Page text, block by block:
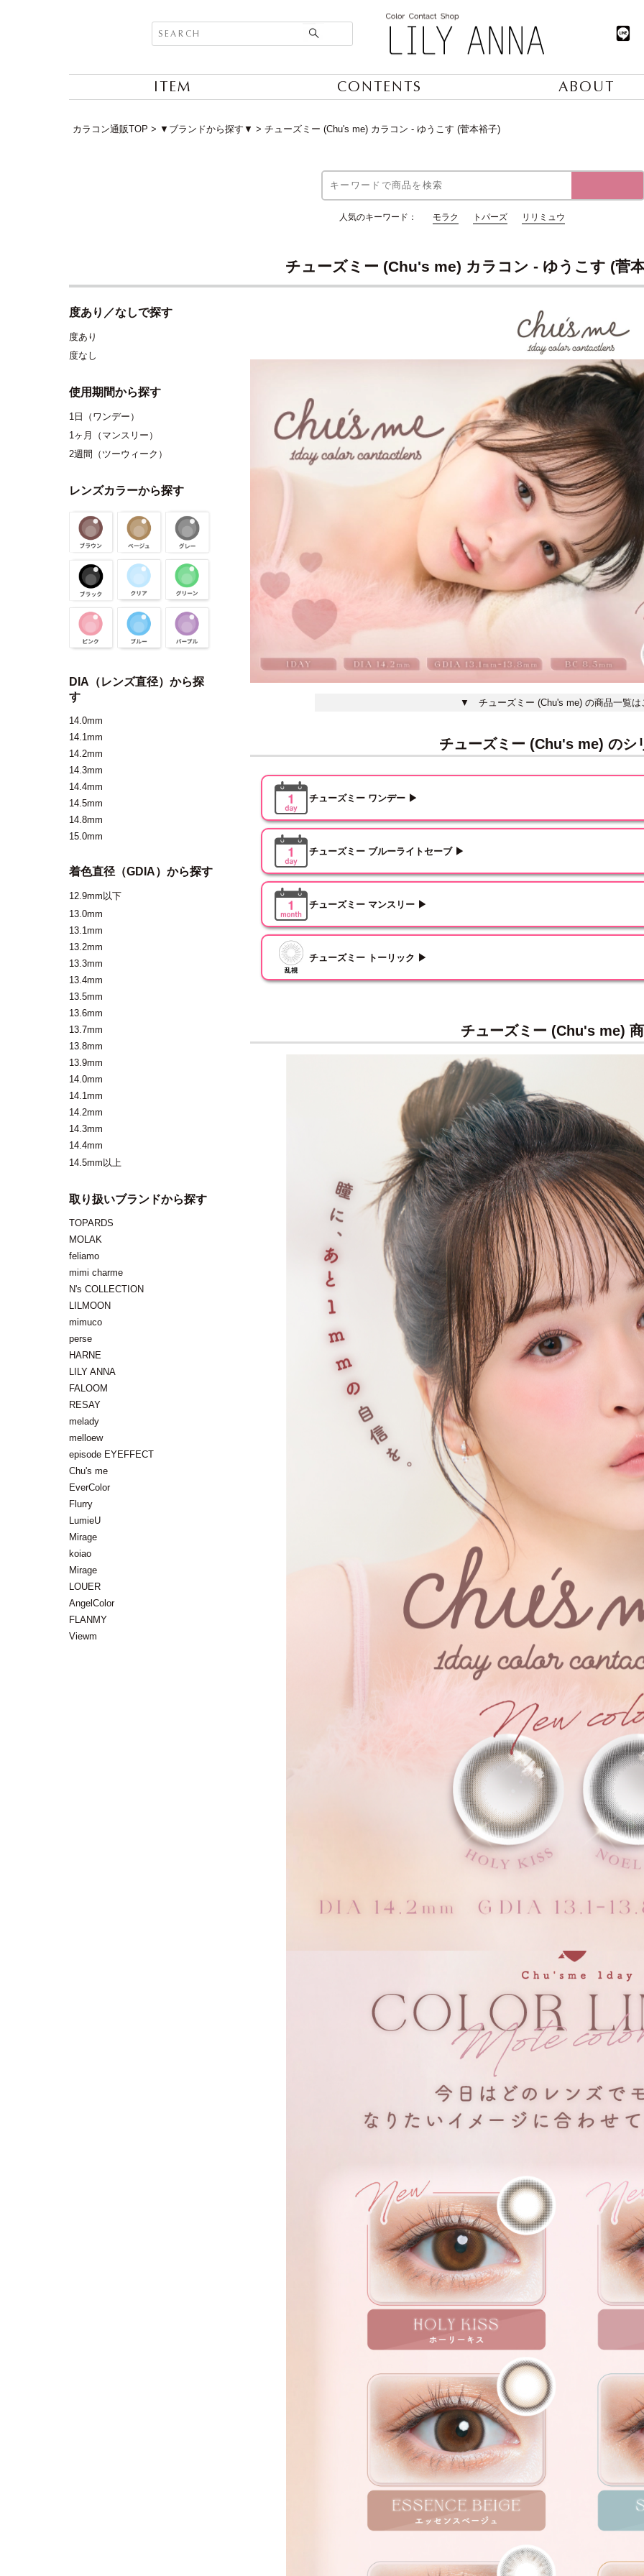
ITEM CONTENTS ABOUT
カラコン通販TOP ▼ブランドから探す▼ チューズミー (Chu's me) カラコン - ゆうこす (菅本裕子)
人気のキーワード： モラク トパーズ リリミュウ
チューズミー (Chu's me) カラコン - ゆうこす (菅
度あり／なしで探す
度あり
度なし
使用期間から探す
1日（ワンデー）
1ヶ月（マンスリー）
2週間（ツーウィーク）
レンズカラーから探す
DIA（レンズ直径）から探
す
14.0mm
14.1mm
14.2mm
14.3mm
14.4mm
14.5mm
14.8mm
15.0mm
着色直径（GDIA）から探す
12.9mm以下
13.0mm
13.1mm
13.2mm
13.3mm
13.4mm
13.5mm
13.6mm
13.7mm
13.8mm
13.9mm
14.0mm
14.1mm
14.2mm
14.3mm
14.4mm
14.5mm以上
取り扱いブランドから探す
TOPARDS
MOLAK
feliamo
mimi charme
N's COLLECTION
LILMOON
mimuco
perse
HARNE
LILY ANNA
FALOOM
RESAY
melady
melloew
episode EYEFFECT
Chu's me
EverColor
Flurry
LumieU
Mirage
koiao
Mirage
LOUER
AngelColor
FLANMY
Viewm
▼ チューズミー (Chu's me) の商品一覧
チューズミー (Chu's me) のシ
チューズミー ワンデー ▶
チューズミー ブルーライトセーブ ▶
チューズミー マンスリー ▶
チューズミー トーリック ▶
チューズミー (Chu's me)